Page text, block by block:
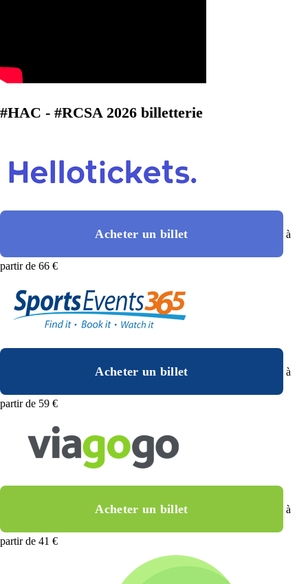
#HAC - #RCSA 2026 billetterie
Acheter un billet à
partir de 66 €
Acheter un billet à
partir de 59 €
Acheter un billet à
partir de 41 €